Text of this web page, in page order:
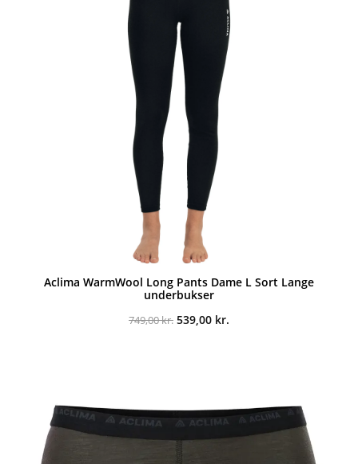
Aclima WarmWool Long Pants Dame L Sort Lange
underbukser
749,00kr. Den
539,00 kr.